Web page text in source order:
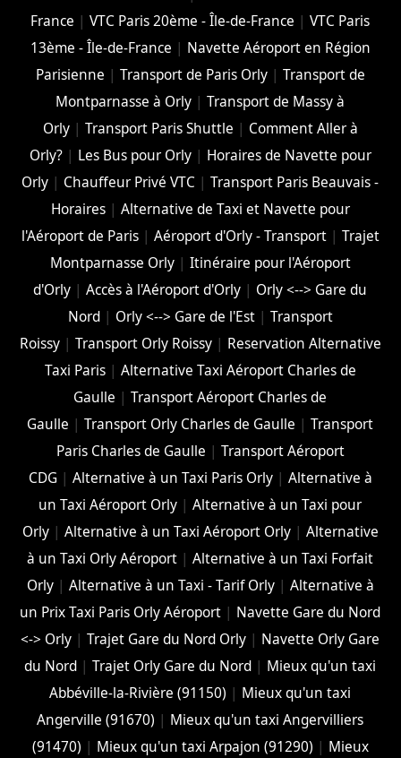
France |VTC Paris 20ème - Île-de-France |VTC Paris
13ème - Île-de-France | Navette Aéroport en Région
Parisienne | Transport de Paris Orly| Transport de
Montparnasse à Orly |Transport de Massy à
Orly| Transport Paris Shuttle | Comment Aller à
Orly?| Les Bus pour Orly| Horaires de Navette pour
Orly | Chauffeur Privé VTC |Transport Paris Beauvais -
Horaires| Alternative de Taxi et Navette pour
l'Aéroport de Paris| Aéroport d'Orly - Transport| Trajet
Montparnasse Orly| Itinéraire pour l'Aéroport
d'Orly |Accès à l'Aéroport d'Orly | Orly <--> Gare du
Nord| Orly <--> Gare de l'Est| Transport
Roissy| Transport Orly Roissy| Reservation Alternative
Taxi Paris| Alternative Taxi Aéroport Charles de
Gaulle |Transport Aéroport Charles de
Gaulle |Transport Orly Charles de Gaulle |Transport
Paris Charles de Gaulle | Transport Aéroport
CDG | Alternative à un Taxi Paris Orly| Alternative à
un Taxi Aéroport Orly |Alternative à un Taxi pour
Orly| Alternative à un Taxi Aéroport Orly| Alternative
à un Taxi Orly Aéroport |Alternative à un Taxi Forfait
Orly| Alternative à un Taxi - Tarif Orly| Alternative à
un Prix Taxi Paris Orly Aéroport | Navette Gare du Nord
<-> Orly |Trajet Gare du Nord Orly | Navette Orly Gare
du Nord |Trajet Orly Gare du Nord | Mieux qu'un taxi
Abbéville-la-Rivière (91150) | Mieux qu'un taxi
Angerville (91670) | Mieux qu'un taxi Angervilliers
(91470) | Mieux qu'un taxi Arpajon (91290) | Mieux